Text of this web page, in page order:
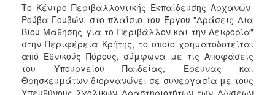
2015
2013
2012
2011
2010
Το Κέντρο Περιβαλλοντικής Εκπαίδευσης Αρχανών-
Ρούβα-Γουβών, στο πλαίσιο του Έργου "Δράσεις Δια
Βίου Μάθησης για το Περιβάλλον και την Αειφορία"
στην Περιφέρεια Κρήτης, το οποίο χρηματοδοτείται
από Εθνικούς Πόρους, σύμφωνα με τις Αποφάσεις
του Υπουργείου Παιδείας, Έρευνας και
Θρησκευμάτων διοργανώνει σε συνεργασία με τους
Υπευθύνους Σχολικών Δραστηριοτήτων των Δ/νσεων